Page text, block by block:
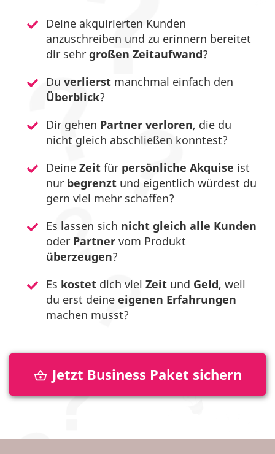
Deine akquirierten Kunden
anzuschreiben und zu erinnern bereitet
dir sehr großen Zeitaufwand?
Du verlierst manchmal einfach den
Überblick?
Dir gehen Partner verloren, die du
nicht gleich abschließen konntest?
Deine Zeit für persönliche Akquise ist
nur begrenzt und eigentlich würdest du
gern viel mehr schaffen?
Es lassen sich nicht gleich alle Kunden
oder Partner vom Produkt
überzeugen?
Es kostet dich viel Zeit und Geld, weil
du erst deine eigenen Erfahrungen
machen musst?
Jetzt Business Paket sichern